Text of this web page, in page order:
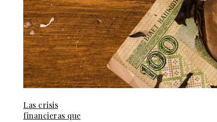
Las crisis
financieras que